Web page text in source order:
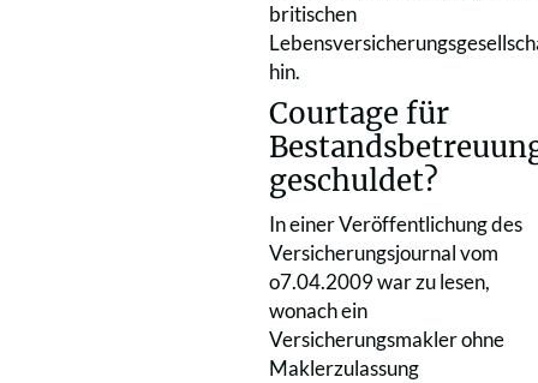
britischen
hin.
Courtage für
geschuldet?
In einer Veröffentlichung des
Versicherungsjournal vom
o7.04.2009 war zu lesen,
wonach ein
Versicherungsmakler ohne
Maklerzulassung